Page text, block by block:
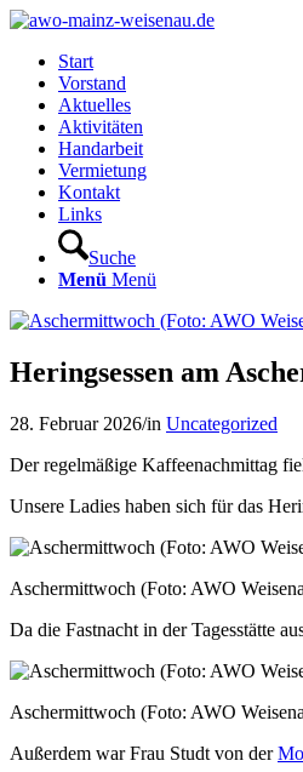
Start
Vorstand
Aktuelles
Aktivitäten
Handarbeit
Vermietung
Kontakt
Links
Suche
Menü Menü
Heringsessen am
28. Februar 2026/in Uncategorized
Der regelmäßige Kaffeenachmittag
Unsere Ladies haben sich für das
Aschermittwoch (Foto: AWO
Da die Fastnacht in der Tagesstätte
Aschermittwoch (Foto: AWO
Außerdem war Frau Studt von der